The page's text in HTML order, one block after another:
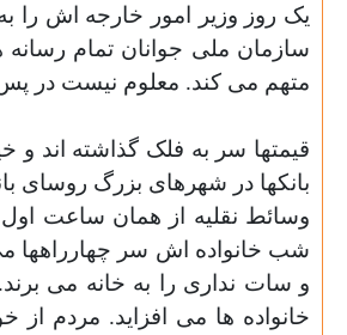
يک روز وزير امور خارجه اش را به
سازمان ملی جوانان تمام
متهم می کند. معلوم نيست در
وسائط نقليه از همان ساعت
شب خانواده اش سر چهارراهها
و سات نداری را به خانه می
خانواده ها می افزايد. مردم